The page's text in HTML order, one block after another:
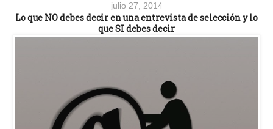
julio 27, 2014
Lo que NO debes decir en una entrevista de selección y lo
que SI debes decir